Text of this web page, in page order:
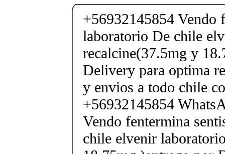
+56932145854 Vendo
laboratorio De chile
recalcine(37.5mg y
Delivery para optima
y envios a todo chile
+56932145854
Vendo fentermina
chile elvenir